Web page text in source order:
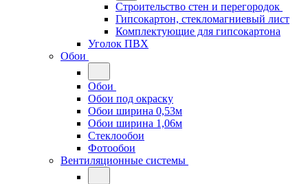
Строительство стен и перегородок
Гипсокартон, стекломагниевый лист
Комплектующие для гипсокартона
Уголок ПВХ
Обои
Обои
Обои под окраску
Обои ширина 0,53м
Обои ширина 1,06м
Стеклообои
Фотообои
Вентиляционные системы